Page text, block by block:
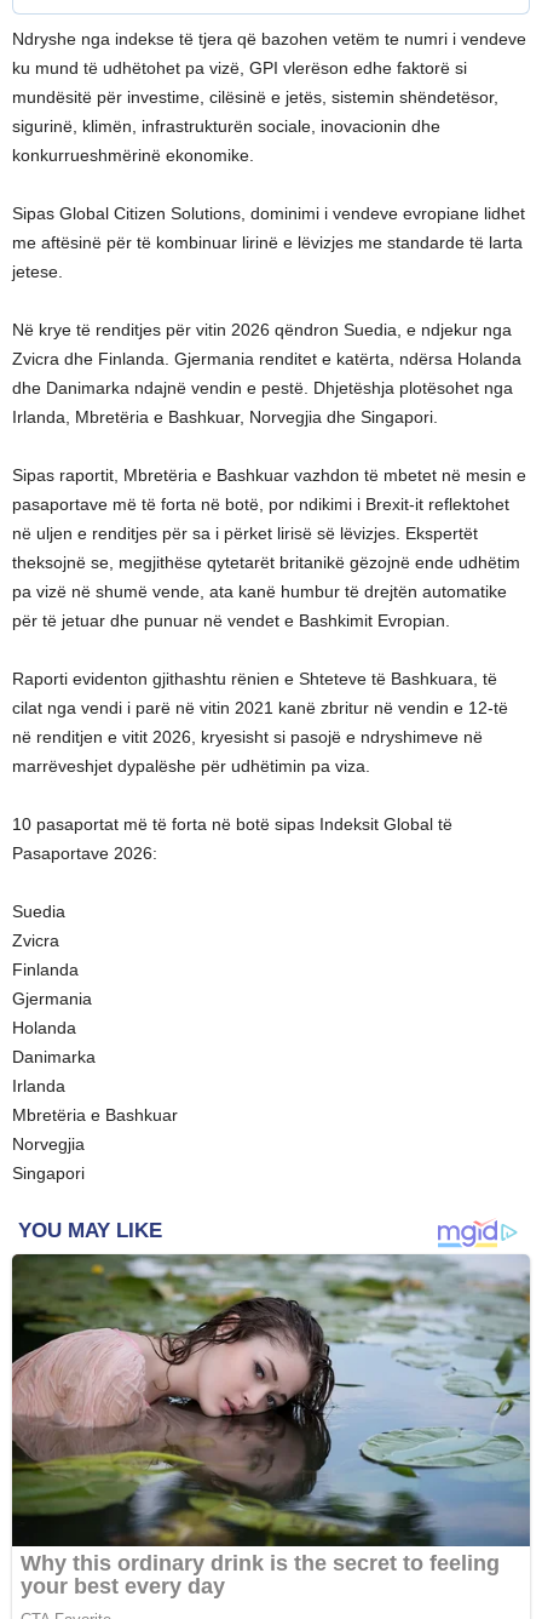
Ndryshe nga indekse të tjera që bazohen vetëm te numri i vendeve
ku mund të udhëtohet pa vizë, GPI vlerëson edhe faktorë si
mundësitë për investime, cilësinë e jetës, sistemin shëndetësor,
sigurinë, klimën, infrastrukturën sociale, inovacionin dhe
konkurrueshmërinë ekonomike.
Sipas Global Citizen Solutions, dominimi i vendeve evropiane lidhet
me aftësinë për të kombinuar lirinë e lëvizjes me standarde të larta
jetese.
Në krye të renditjes për vitin 2026 qëndron Suedia, e ndjekur nga
Zvicra dhe Finlanda. Gjermania renditet e katërta, ndërsa Holanda
dhe Danimarka ndajnë vendin e pestë. Dhjetëshja plotësohet nga
Irlanda, Mbretëria e Bashkuar, Norvegjia dhe Singapori.
Sipas raportit, Mbretëria e Bashkuar vazhdon të mbetet në mesin e
pasaportave më të forta në botë, por ndikimi i Brexit-it reflektohet
në uljen e renditjes për sa i përket lirisë së lëvizjes. Ekspertët
theksojnë se, megjithëse qytetarët britanikë gëzojnë ende udhëtim
pa vizë në shumë vende, ata kanë humbur të drejtën automatike
për të jetuar dhe punuar në vendet e Bashkimit Evropian.
Raporti evidenton gjithashtu rënien e Shteteve të Bashkuara, të
cilat nga vendi i parë në vitin 2021 kanë zbritur në vendin e 12-të
në renditjen e vitit 2026, kryesisht si pasojë e ndryshimeve në
marrëveshjet dypalëshe për udhëtimin pa viza.
10 pasaportat më të forta në botë sipas Indeksit Global të
Pasaportave 2026:
Suedia
Zvicra
Finlanda
Gjermania
Holanda
Danimarka
Irlanda
Mbretëria e Bashkuar
Norvegjia
Singapori